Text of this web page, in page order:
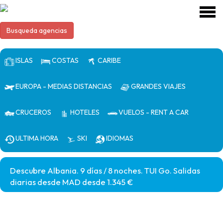
Busqueda agencias
ISLAS COSTAS CARIBE
EUROPA - MEDIAS DISTANCIAS GRANDES VIAJES
CRUCEROS HOTELES VUELOS - RENT A CAR
ULTIMA HORA SKI IDIOMAS
Descubre Albania. 9 días / 8 noches. TUI Go. Salidas
diarias desde MAD desde 1.345 €